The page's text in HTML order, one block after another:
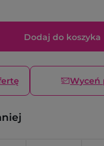
Dodaj do koszyka
Wyceń